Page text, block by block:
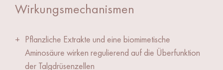
Wirkungsmechanismen
Pflanzliche Extrakte und eine biomimetische
Aminosäure wirken regulierend auf die Überfunktion
der Talgdrüsenzellen